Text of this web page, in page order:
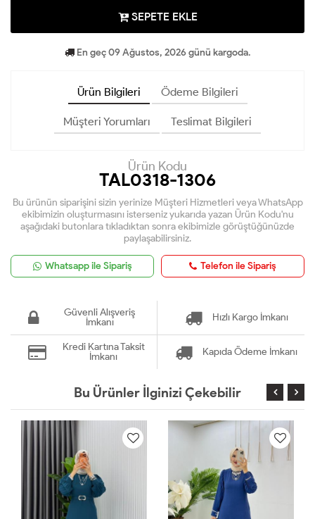
SEPETE EKLE
En geç 09 Ağustos, 2026 günü kargoda.
Ürün Bilgileri Ödeme Bilgileri
Müşteri Yorumları Teslimat Bilgileri
Ürün Kodu
TAL0318-1306
Bu ürünün siparişini sizin yerinize Müşteri Hizmetleri veya WhatsApp
ekibimizin oluşturmasını isterseniz yukarıda yazan Ürün Kodu'nu
aşağıdaki butonlara tıkladıktan sonra ekibimizle görüştüğünüzde
paylaşabilirsiniz.
Whatsapp ile Sipariş Telefon ile Sipariş
Güvenli Alışveriş
İmkanı
Hızlı Kargo İmkanı
Kredi Kartına Taksit
İmkanı
Kapıda Ödeme İmkanı
Bu Ürünler İlginizi Çekebilir